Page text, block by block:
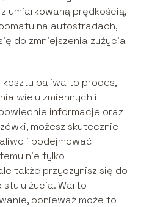
umiarkowaną prędkością,
na autostradach,
do zmniejszenia zużycia
kosztu paliwa to proces,
wielu zmiennych i
informacje oraz
możesz skutecznie
i podejmować
nie tylko
także przyczynisz się do
życia. Warto
ponieważ może to